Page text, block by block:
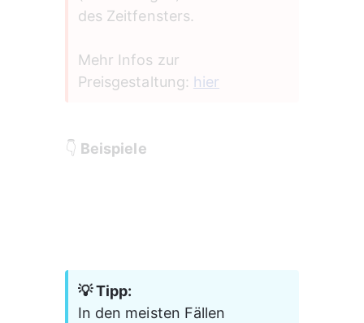
des Zeitfensters.
Mehr Infos zur
Preisgestaltung: hier
👇 Beispiele
💡 Tipp:
In den meisten Fällen